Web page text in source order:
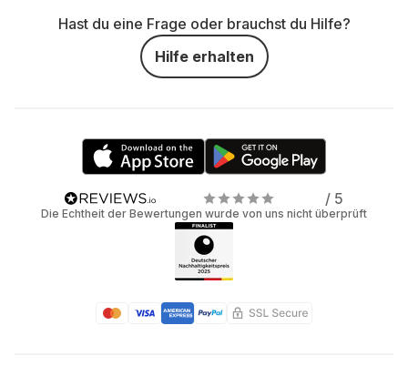
Hast du eine Frage oder brauchst du Hilfe?
Hilfe erhalten
/ 5
Die Echtheit der Bewertungen wurde von uns nicht überprüft